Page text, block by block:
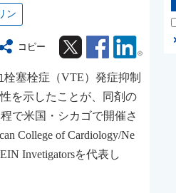
ン
コピー Twitter Facebook
塞栓症（VTE）発症抑制
を示したことが、同剤の
で米国・シカゴで開催さ
College of Cardiology/Ne
Invetigatorsを代表し